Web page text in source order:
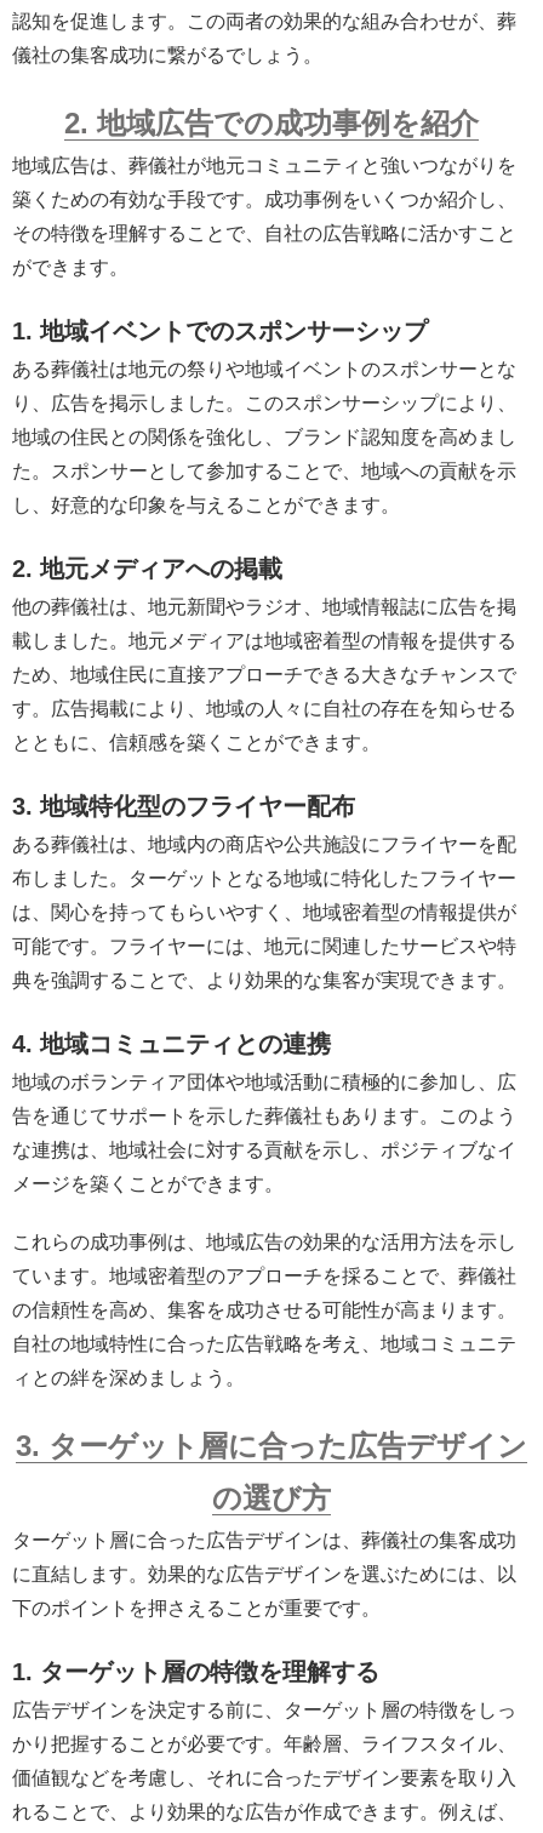
認知を促進します。この両者の効果的な組み合わせが、葬
儀社の集客成功に繋がるでしょう。
2. 地域広告での成功事例を紹介
地域広告は、葬儀社が地元コミュニティと強いつながりを
築くための有効な手段です。成功事例をいくつか紹介し、
その特徴を理解することで、自社の広告戦略に活かすこと
ができます。
1. 地域イベントでのスポンサーシップ
ある葬儀社は地元の祭りや地域イベントのスポンサーとな
り、広告を掲示しました。このスポンサーシップにより、
地域の住民との関係を強化し、ブランド認知度を高めまし
た。スポンサーとして参加することで、地域への貢献を示
し、好意的な印象を与えることができます。
2. 地元メディアへの掲載
他の葬儀社は、地元新聞やラジオ、地域情報誌に広告を掲
載しました。地元メディアは地域密着型の情報を提供する
ため、地域住民に直接アプローチできる大きなチャンスで
す。広告掲載により、地域の人々に自社の存在を知らせる
とともに、信頼感を築くことができます。
3. 地域特化型のフライヤー配布
ある葬儀社は、地域内の商店や公共施設にフライヤーを配
布しました。ターゲットとなる地域に特化したフライヤー
は、関心を持ってもらいやすく、地域密着型の情報提供が
可能です。フライヤーには、地元に関連したサービスや特
典を強調することで、より効果的な集客が実現できます。
4. 地域コミュニティとの連携
地域のボランティア団体や地域活動に積極的に参加し、広
告を通じてサポートを示した葬儀社もあります。このよう
な連携は、地域社会に対する貢献を示し、ポジティブなイ
メージを築くことができます。
これらの成功事例は、地域広告の効果的な活用方法を示し
ています。地域密着型のアプローチを採ることで、葬儀社
の信頼性を高め、集客を成功させる可能性が高まります。
自社の地域特性に合った広告戦略を考え、地域コミュニテ
ィとの絆を深めましょう。
3. ターゲット層に合った広告デザイン
の選び方
ターゲット層に合った広告デザインは、葬儀社の集客成功
に直結します。効果的な広告デザインを選ぶためには、以
下のポイントを押さえることが重要です。
1. ターゲット層の特徴を理解する
広告デザインを決定する前に、ターゲット層の特徴をしっ
かり把握することが必要です。年齢層、ライフスタイル、
価値観などを考慮し、それに合ったデザイン要素を取り入
れることで、より効果的な広告が作成できます。例えば、